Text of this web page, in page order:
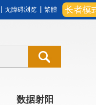
长者模
无障碍浏览 繁體
数据射阳